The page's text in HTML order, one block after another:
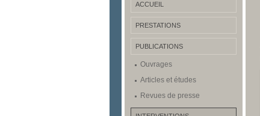
ACCUEIL
PRESTATIONS
PUBLICATIONS
Ouvrages
Articles et études
Revues de presse